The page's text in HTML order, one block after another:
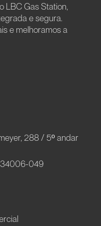
LBC Gas Station,
e segura.
e melhoramos a
288 / 5º andar
34006-049